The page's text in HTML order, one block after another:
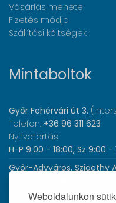
Weboldalunkon
Vásárlás menete
Fizetés módja
Szállítási költségek
Mintaboltok
Győr Fehérvári út 3.
Telefon: +36 96 311 623
Nyitvatartás:
H-P 9:00 - 18:00, Sz 9:00 -
Győr-Adyváros, Szigethy
Telefon:
Nyitvatartás:H-P 8:00 -